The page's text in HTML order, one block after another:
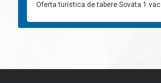
Oferta turistica de tabere Sovata 1